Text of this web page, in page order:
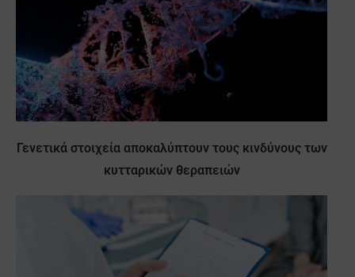
Γενετικά στοιχεία αποκαλύπτουν τους κινδύνους των
κυτταρικών θεραπειών